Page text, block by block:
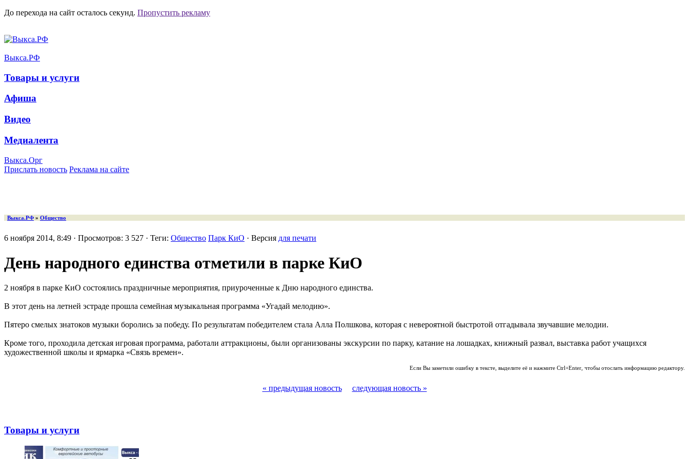
До перехода на сайт осталось секунд. Пропустить рекламу
Выкса.РФ
Товары и услуги
Афиша
Видео
Медиалента
Выкса.Орг
Прислать новость Реклама на сайте
Выкса.РФ » Общество
6 ноября 2014, 8:49 · Просмотров: 3 527 · Теги: Общество Парк КиО · Версия для печати
День народного единства отметили в парке КиО
2 ноября в парке КиО состоялись праздничные мероприятия, приуроченные к Дню народного единства.
В этот день на летней эстраде прошла семейная музыкальная программа «Угадай мелодию».
Пятеро смелых знатоков музыки боролись за победу. По результатам победителем стала Алла Полшкова, которая с невероятной быстротой отгадывала звучавшие мелодии.
Кроме того, проходила детская игровая программа, работали аттракционы, были организованы экскурсии по парку, катание на лошадках, книжный развал, выставка работ учащихся
художественной школы и ярмарка «Связь времен».
Если Вы заметили ошибку в тексте, выделите её и нажмите Ctrl+Enter, чтобы отослать информацию редактору.
« предыдущая новость следующая новость »
Товары и услуги